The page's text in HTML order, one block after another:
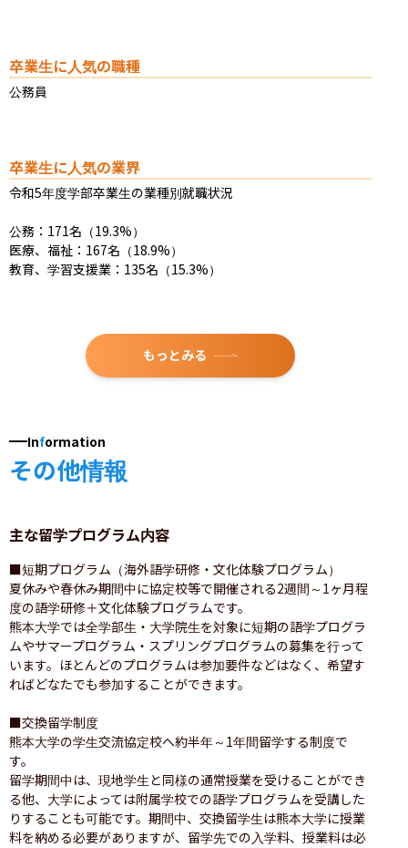
卒業生に人気の職種
公務員
卒業生に人気の業界
令和5年度学部卒業生の業種別就職状況
公務：171名（19.3%）
医療、福祉：167名（18.9%）
教育、学習支援業：135名（15.3%）
もっとみる
Information
その他情報
主な留学プログラム内容
■短期プログラム（海外語学研修・文化体験プログラム）
夏休みや春休み期間中に協定校等で開催される2週間～1ヶ月程
度の語学研修＋文化体験プログラムです。
熊本大学では全学部生・大学院生を対象に短期の語学プログラ
ムやサマープログラム・スプリングプログラムの募集を行って
います。ほとんどのプログラムは参加要件などはなく、希望す
ればどなたでも参加することができます。
■交換留学制度
熊本大学の学生交流協定校へ約半年～1年間留学する制度で
す。
留学期間中は、現地学生と同様の通常授業を受けることができ
る他、大学によっては附属学校での語学プログラムを受講した
りすることも可能です。期間中、交換留学生は熊本大学に授業
料を納める必要がありますが、留学先での入学料、授業料は必